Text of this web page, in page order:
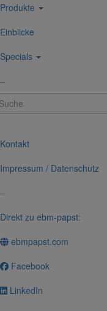
Produkte
Einblicke
Specials
–
Kontakt
Impressum / Daten­schutz
–
Direkt zu ebm-papst:
ebmpapst.com
Face­book
LinkedIn